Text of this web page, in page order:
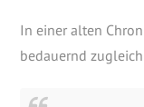
In einer alten
bedauernd